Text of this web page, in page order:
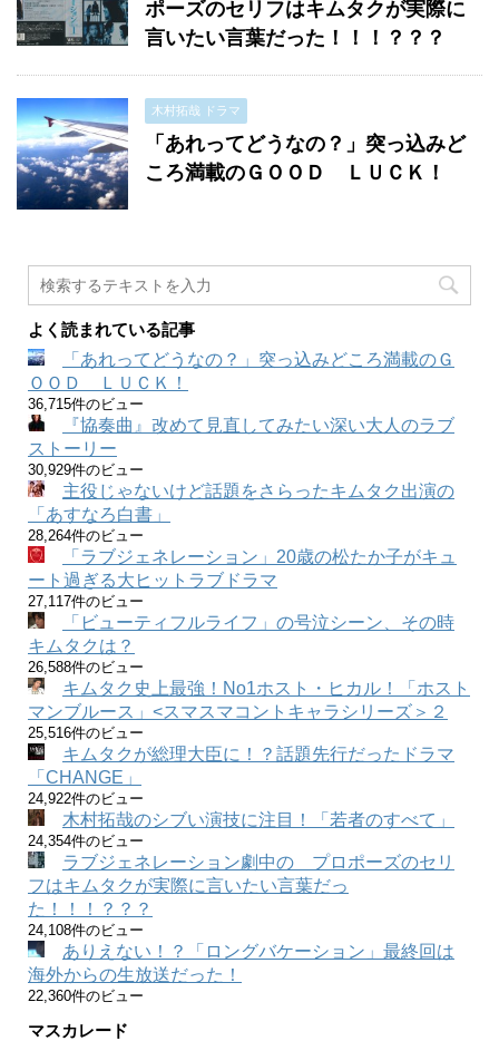
ポーズのセリフはキムタクが実際に
言いたい言葉だった！！！？？？
木村拓哉 ドラマ
「あれってどうなの？」突っ込みど
ころ満載のＧＯＯＤ ＬＵＣＫ！
よく読まれている記事
「あれってどうなの？」突っ込みどころ満載のＧ
ＯＯＤ ＬＵＣＫ！
36,715件のビュー
『協奏曲』改めて見直してみたい深い大人のラブ
ストーリー
30,929件のビュー
主役じゃないけど話題をさらったキムタク出演の
「あすなろ白書」
28,264件のビュー
「ラブジェネレーション」20歳の松たか子がキュ
ート過ぎる大ヒットラブドラマ
27,117件のビュー
「ビューティフルライフ」の号泣シーン、その時
キムタクは？
26,588件のビュー
キムタク史上最強！No1ホスト・ヒカル！「ホスト
マンブルース」<スマスマコントキャラシリーズ＞２
25,516件のビュー
キムタクが総理大臣に！？話題先行だったドラマ
「CHANGE」
24,922件のビュー
木村拓哉のシブい演技に注目！「若者のすべて」
24,354件のビュー
ラブジェネレーション劇中の プロポーズのセリ
フはキムタクが実際に言いたい言葉だっ
た！！！？？？
24,108件のビュー
ありえない！？「ロングバケーション」最終回は
海外からの生放送だった！
22,360件のビュー
マスカレード